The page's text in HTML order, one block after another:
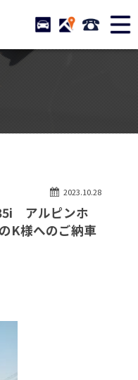
プ BMW専門 船
STOCK ACCESS 047-
在庫リスト
店舗紹介
アクセスマップ
自動車保険
リクルート
2023.10.28
アルピンホ
K様へのご納車